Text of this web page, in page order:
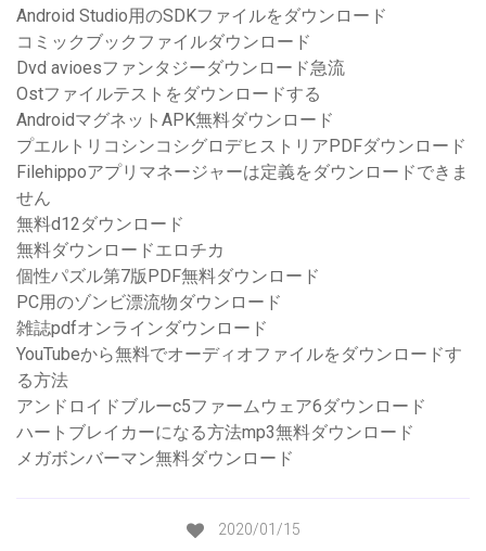
Android Studio用のSDKファイルをダウンロード
コミックブックファイルダウンロード
Dvd avioesファンタジーダウンロード急流
Ostファイルテストをダウンロードする
AndroidマグネットAPK無料ダウンロード
プエルトリコシンコシグロデヒストリアPDFダウンロード
Filehippoアプリマネージャーは定義をダウンロードできま
せん
無料d12ダウンロード
無料ダウンロードエロチカ
個性パズル第7版PDF無料ダウンロード
PC用のゾンビ漂流物ダウンロード
雑誌pdfオンラインダウンロード
YouTubeから無料でオーディオファイルをダウンロードす
る方法
アンドロイドブルーc5ファームウェア6ダウンロード
ハートブレイカーになる方法mp3無料ダウンロード
メガボンバーマン無料ダウンロード
2020/01/15